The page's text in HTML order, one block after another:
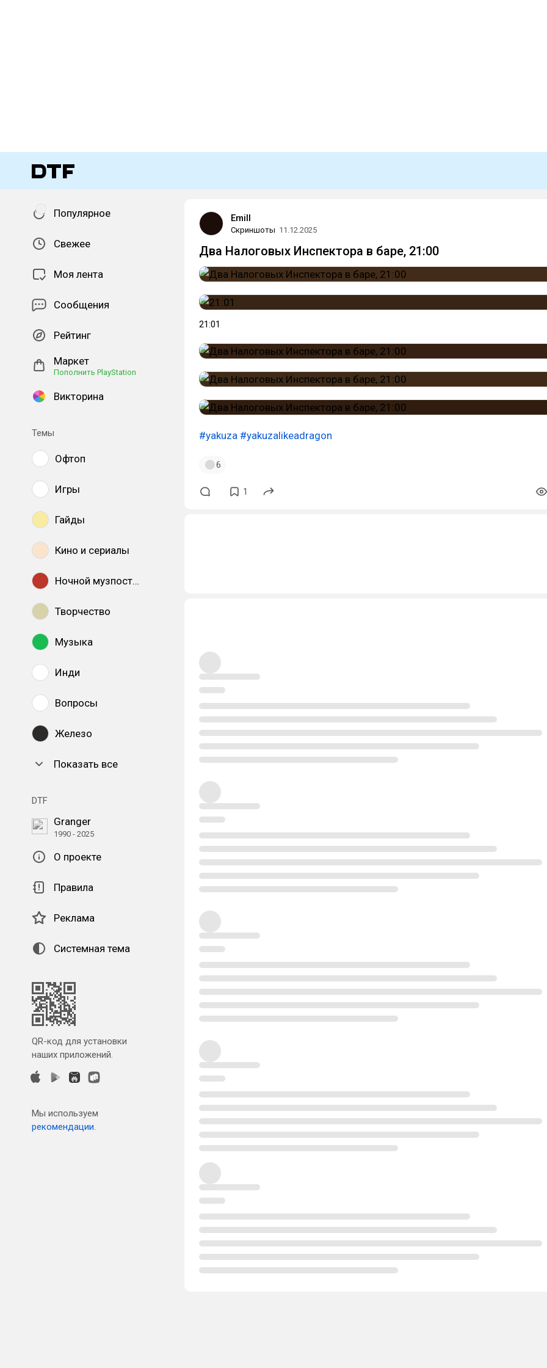
Популярное
Свежее
Моя лента
Сообщения
Рейтинг
Маркет
Пополнить PlayStation
Викторина
Темы
Офтоп
Игры
Гайды
Кино и сериалы
Ночной музпостинг
Творчество
Музыка
Инди
Вопросы
Железо
Показать все
DTF
Granger
1990 - 2025
О проекте
Правила
Реклама
Системная тема
QR-код для установки
наших приложений.
Мы используем
рекомендации.
Emill
Скриншоты 11.12.2025
Два Налоговых Инспектора в баре, 21:00
21:01
#yakuza #yakuzalikeadragon
6
1